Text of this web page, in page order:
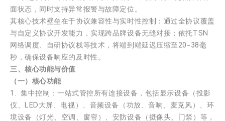
面状态，同时支持异常报警与故障定位。
其核心技术壁垒在于协议兼容性与实时性控制：通过全协议覆盖
与自定义协议开发能力，实现跨品牌设备无缝对接；依托TSN
网络调度、自研协议栈等技术，将端到端延迟压缩至20-38毫
秒，确保设备响应的及时性。
三、核心功能与价值
（一）核心功能
1. 集中控制：一站式管控所有连接设备，包括显示设备（投影
仪、LED大屏、电视）、音频设备（功放、音响、麦克风）、环
境设备（灯光、空调、窗帘）、安防设备（摄像头、门禁）等，